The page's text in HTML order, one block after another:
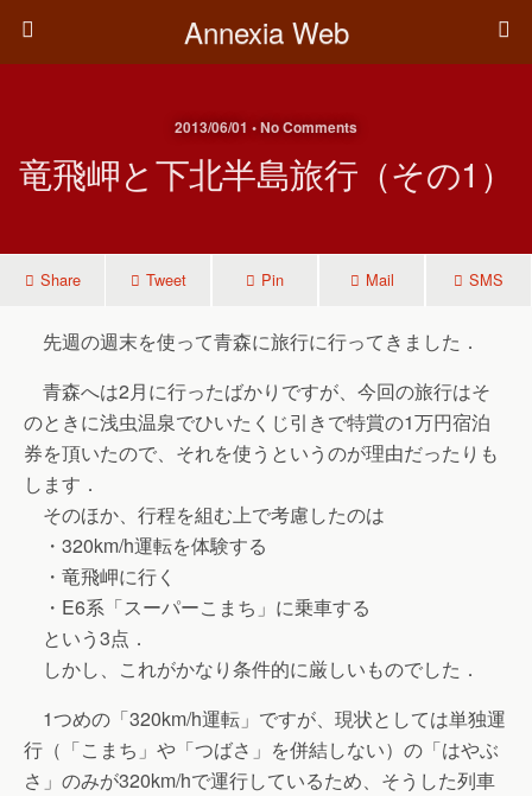
Annexia Web
2013/06/01 • No Comments
竜飛岬と下北半島旅行（その1）
Share Tweet Pin Mail SMS
先週の週末を使って青森に旅行に行ってきました．
青森へは2月に行ったばかりですが、今回の旅行はそ
のときに浅虫温泉でひいたくじ引きで特賞の1万円宿泊
券を頂いたので、それを使うというのが理由だったりも
します．
そのほか、行程を組む上で考慮したのは
・320km/h運転を体験する
・竜飛岬に行く
・E6系「スーパーこまち」に乗車する
という3点．
しかし、これがかなり条件的に厳しいものでした．
1つめの「320km/h運転」ですが、現状としては単独運
行（「こまち」や「つばさ」を併結しない）の「はやぶ
さ」のみが320km/hで運行しているため、そうした列車